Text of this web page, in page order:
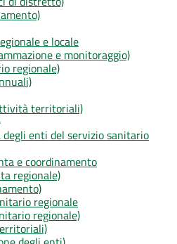
e locale
e monitoraggio)
regionale)
territoriali)
enti del servizio sanitario
e coordinamento
regionale)
regionale
regionale)